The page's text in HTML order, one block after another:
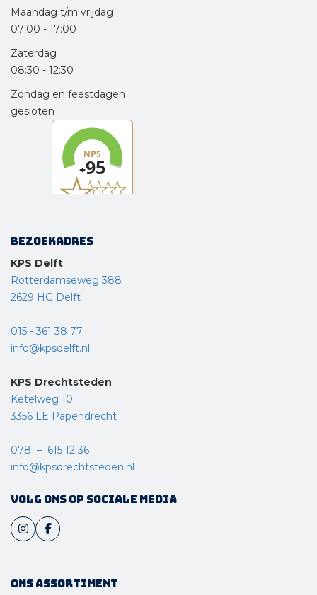
Maandag t/m vrijdag
07:00 - 17:00
Zaterdag
08:30 - 12:30
Zondag en feestdagen
gesloten
Bezoekadres
KPS Delft
Rotterdamseweg 388
2629 HG Delft
015 - 361 38 77
info@kpsdelft.nl
KPS Drechtsteden
Ketelweg 10
3356 LE Papendrecht
078 – 615 12 36
info@kpsdrechtsteden.nl
Volg ons op sociale media
Ons assortiment